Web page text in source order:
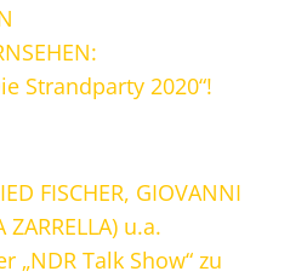
Strandparty 2020“!
FISCHER, GIOVANNI
ZARRELLA) u.a.
„NDR Talk Show“ zu